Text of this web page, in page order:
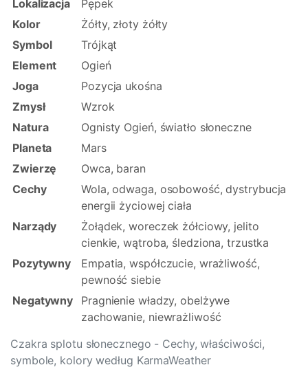
Czakra splotu słonecznego - Cechy, właściwości,
symbole, kolory według KarmaWeather
Lokalizacja
Pępek
Kolor
Żółty, złoty żółty
Symbol
Trójkąt
Element
Ogień
Joga
Pozycja ukośna
Zmysł
Wzrok
Natura
Ognisty Ogień, światło słoneczne
Planeta
Mars
Zwierzę
Owca, baran
Cechy
Wola, odwaga, osobowość, dystrybucja
energii życiowej ciała
Narządy
Żołądek, woreczek żółciowy, jelito
cienkie, wątroba, śledziona, trzustka
Pozytywny
Empatia, współczucie, wrażliwość,
pewność siebie
Negatywny
Pragnienie władzy, obelżywe
zachowanie, niewrażliwość